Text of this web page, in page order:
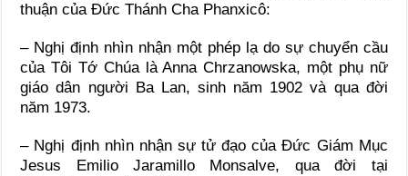
thuận của Đức Thánh Cha Phanxicô:
– Nghị định nhìn nhận một phép lạ do sự chuyển cầu
của Tôi Tớ Chúa là Anna Chrzanowska, một phụ nữ
giáo dân người Ba Lan, sinh năm 1902 và qua đời
năm 1973.
– Nghị định nhìn nhận sự tử đạo của Đức Giám Mục
Jesus Emilio Jaramillo Monsalve, qua đời tại